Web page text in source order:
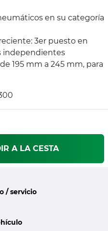
en su categoría
3er puesto en
independientes
195 mm a 245 mm, para
A LA CESTA
/ servicio